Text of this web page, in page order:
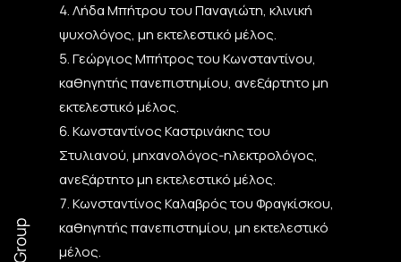
Λήδα Μπήτρου του Παναγιώτη, κλινική
ψυχολόγος, μη εκτελεστικό μέλος.
Γεώργιος Μπήτρος του Κωνσταντίνου,
καθηγητής πανεπιστημίου, ανεξάρτητο μη
εκτελεστικό μέλος.
Κωνσταντίνος Καστρινάκης του
Στυλιανού, μηχανολόγος-ηλεκτρολόγος,
ανεξάρτητο μη εκτελεστικό μέλος.
Κωνσταντίνος Καλαβρός του Φραγκίσκου,
καθηγητής πανεπιστημίου, μη εκτελεστικό
μέλος.